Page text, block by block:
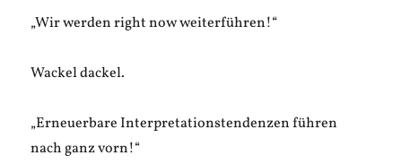
„Wir werden right now weiterführen!“
Wackel dackel.
„Erneuerbare Interpretationstendenzen führen
nach ganz vorn!“